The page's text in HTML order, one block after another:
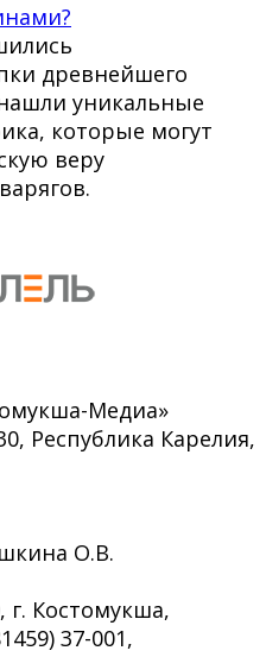
древнейшего
уникальные
которые могут
веру
Медиа»
Республика Карелия,
О.В.
г. Костомукша,
37-001,